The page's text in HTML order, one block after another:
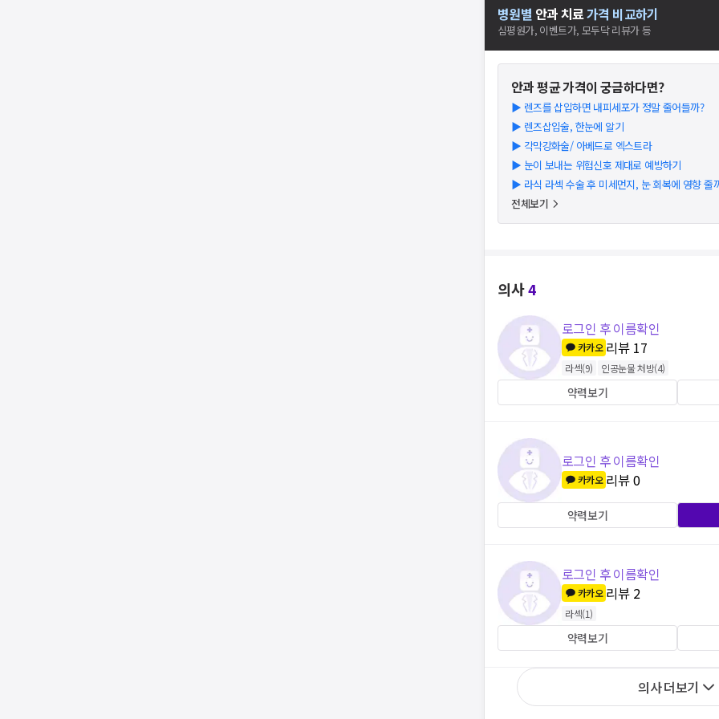
병원별 안과치료가격 비교하기
심평원가, 이벤트가, 모두닥 리뷰가 등
안과평균 가격이 궁금하다면?
▶ 렌즈를 삽입하면 내피세포가 정말 줄어들까?
▶ 렌즈삽입술, 한눈에 알기
▶ 각막강화술/ 아베드로 엑스트라
▶ 눈이 보내는 위험신호 제대로 예방하기
▶ 라식 라섹 수술 후 미세먼지, 눈 회복에 영향 줄
전체보기
의사4
로그인 후 이름확인
카카오 리뷰 17
라섹(9) 인공눈물 처방(4)
약력보기
로그인 후 이름확인
카카오 리뷰0
약력보기
로그인 후 이름확인
카카오 리뷰 2
라섹(1)
약력보기
의사 더보기